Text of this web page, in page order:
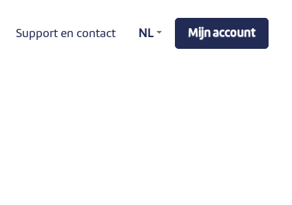
Support en contact NL Mijn account